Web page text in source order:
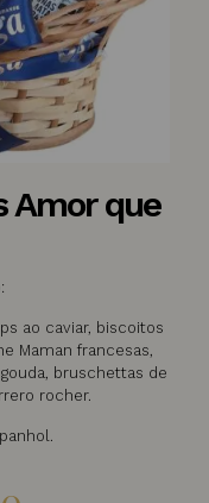
Amor que
ao caviar, biscoitos
Maman francesas,
bruschettas de
rocher.